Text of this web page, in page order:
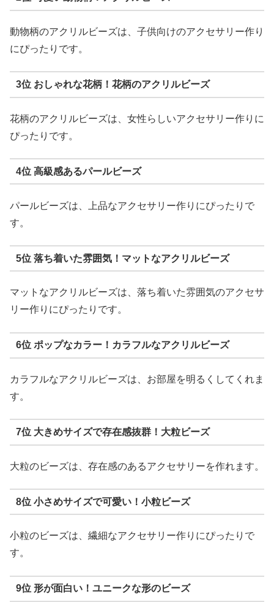
動物柄のアクリルビーズは、子供向けのアクセサリー作り
にぴったりです。
3位 おしゃれな花柄！花柄のアクリルビーズ
花柄のアクリルビーズは、女性らしいアクセサリー作りに
ぴったりです。
4位 高級感あるパールビーズ
パールビーズは、上品なアクセサリー作りにぴったりで
す。
5位 落ち着いた雰囲気！マットなアクリルビーズ
マットなアクリルビーズは、落ち着いた雰囲気のアクセサ
リー作りにぴったりです。
6位 ポップなカラー！カラフルなアクリルビーズ
カラフルなアクリルビーズは、お部屋を明るくしてくれま
す。
7位 大きめサイズで存在感抜群！大粒ビーズ
大粒のビーズは、存在感のあるアクセサリーを作れます。
8位 小さめサイズで可愛い！小粒ビーズ
小粒のビーズは、繊細なアクセサリー作りにぴったりで
す。
9位 形が面白い！ユニークな形のビーズ